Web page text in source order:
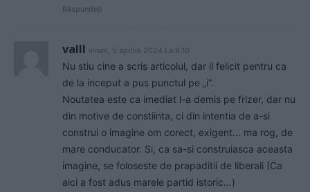
Răspundeți
valll vineri, 5 aprilie 2024 La 9.10
Nu stiu cine a scris articolul, dar il felicit pentru ca
de la inceput a pus punctul pe „i”.
Noutatea este ca imediat l-a demis pe frizer, dar nu
din motive de constiinta, ci din intentia de a-si
construi o imagine om corect, exigent… ma rog, de
mare conducator. Si, ca sa-si construiasca aceasta
imagine, se foloseste de prapaditii de liberali (Ca
aici a fost adus marele partid istoric…)